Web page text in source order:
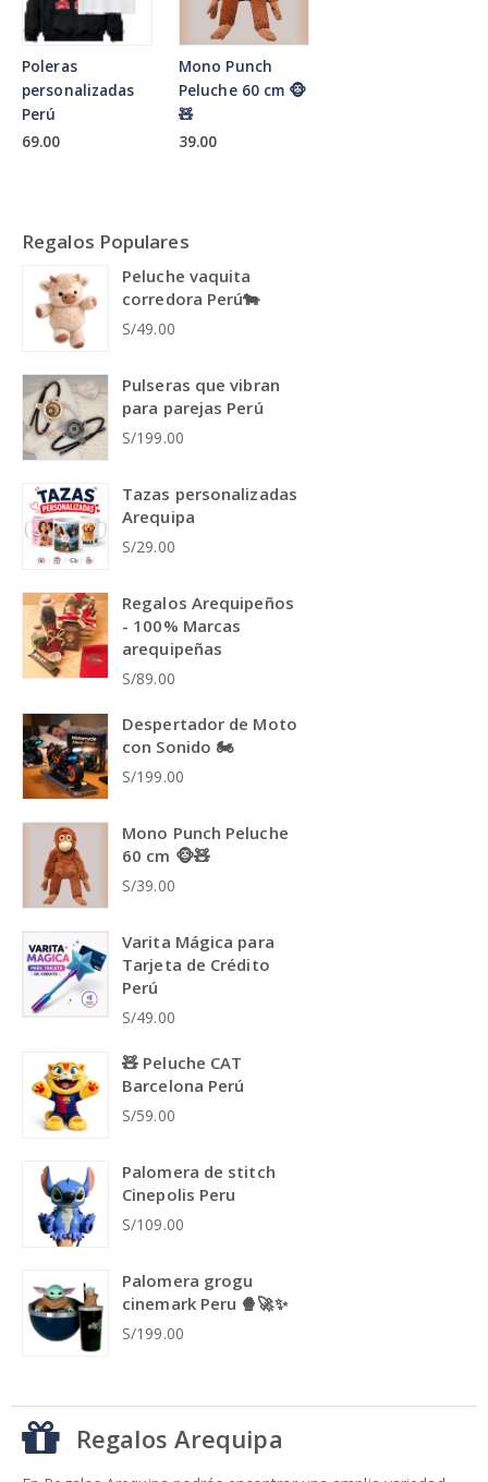
Poleras
personalizadas
Perú
69.00
Mono Punch
Peluche 60 cm 🐵
🧸
39.00
Regalos Populares
Peluche vaquita
corredora Perú🐄
S/49.00
Pulseras que vibran
para parejas Perú
S/199.00
Tazas personalizadas
Arequipa
S/29.00
Regalos Arequipeños
- 100% Marcas
arequipeñas
S/89.00
Despertador de Moto
con Sonido 🏍️
S/199.00
Mono Punch Peluche
60 cm 🐵🧸
S/39.00
Varita Mágica para
Tarjeta de Crédito
Perú
S/49.00
🧸 Peluche CAT
Barcelona Perú
S/59.00
Palomera de stitch
Cinepolis Peru
S/109.00
Palomera grogu
cinemark Peru 🍿🚀✨
S/199.00
Regalos Arequipa